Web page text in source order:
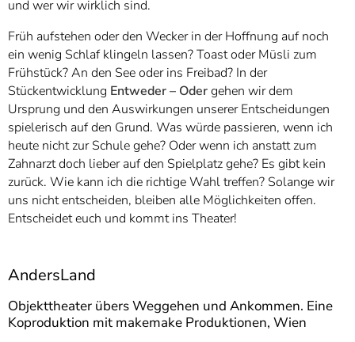
und wer wir wirklich sind.
Früh aufstehen oder den Wecker in der Hoffnung auf noch
ein wenig Schlaf klingeln lassen? Toast oder Müsli zum
Frühstück? An den See oder ins Freibad? In der
Stückentwicklung Entweder – Odergehen wir dem
Ursprung und den Auswirkungen unserer Entscheidungen
spielerisch auf den Grund. Was würde passieren, wenn ich
heute nicht zur Schule gehe? Oder wenn ich anstatt zum
Zahnarzt doch lieber auf den Spielplatz gehe? Es gibt kein
zurück. Wie kann ich die richtige Wahl treffen? Solange wir
uns nicht entscheiden, bleiben alle Möglichkeiten offen.
Entscheidet euch und kommt ins Theater!
AndersLand
Objekttheater übers Weggehen und Ankommen. Eine
Koproduktion mit makemake Produktionen, Wien